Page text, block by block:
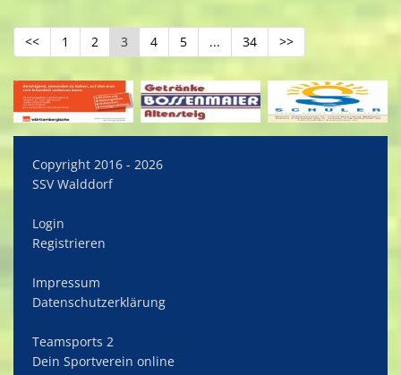
<< 1 2 3 4 5 ... 34 >>
Copyright 2016 - 2026
SSV Walddorf
Login
Registrieren
Impressum
Datenschutzerklärung
Teamsports 2
Dein Sportverein online